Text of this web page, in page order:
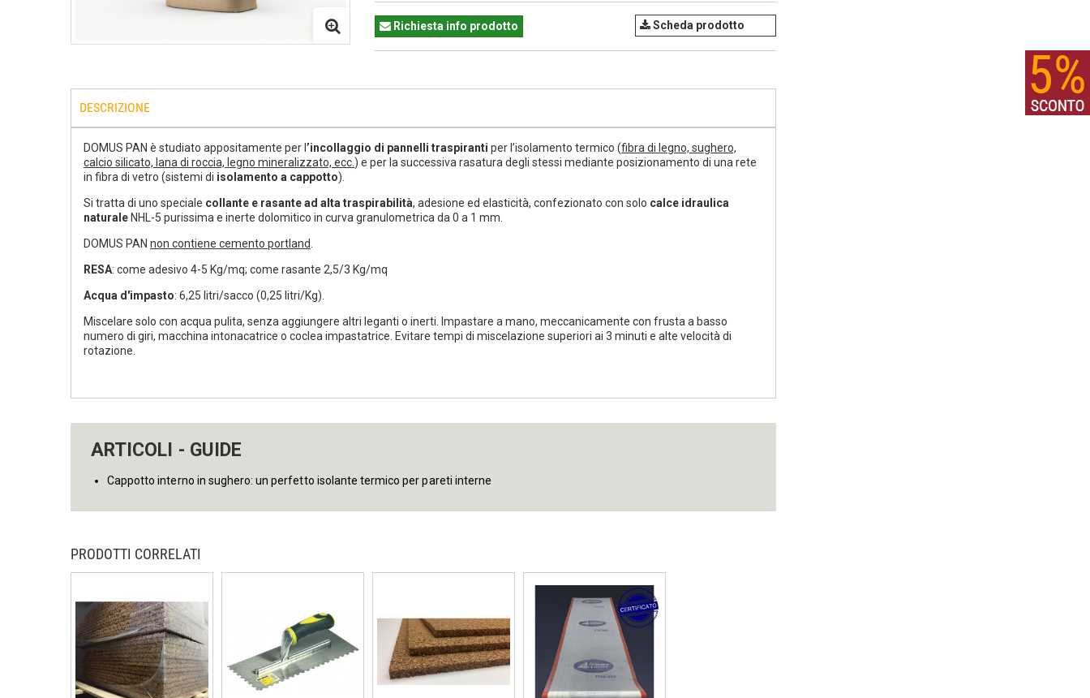
Richiesta info prodotto Scheda prodotto
DESCRIZIONE
DOMUS PAN è studiato appositamente per l ’incollaggio di pannelli traspiranti per l’isolamento termico (fibra di legno, sughero,
calcio silicato, lana di roccia, legno mineralizzato, ecc.) e per la successiva rasatura degli stessi mediante posizionamento di una rete
in fibra di vetro (sistemi di isolamento a cappotto).
Si tratta di uno speciale collante e rasante ad alta traspirabilità, adesione ed elasticità, confezionato con solo calce idraulica
naturale NHL-5 purissima e inerte dolomitico in curva granulometrica da 0 a 1 mm.
DOMUS PAN non contiene cemento portland
RESA: come adesivo 4-5 Kg/mq; come rasante 2,5/3 Kg/mq
Acqua d'impasto: 6,25 litri/sacco (0,25 litri/Kg).
Miscelare solo con acqua pulita, senza aggiungere altri leganti o inerti. Impastare a mano, meccanicamente con frusta a basso
numero di giri, macchina intonacatrice o coclea impastatrice. Evitare tempi di miscelazione superiori ai 3 minuti e alte velocità di
rotazione.
ARTICOLI - GUIDE
Cappotto interno in sughero: un perfetto isolante termico per pareti interne
PRODOTTI CORRELATI